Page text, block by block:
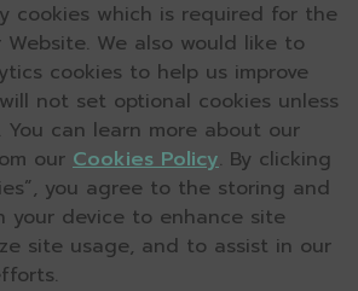
cookies which is required for the
We also would like to
cookies to help us improve
not set optional cookies unless
You can learn more about our
our Cookies Policy. By clicking
you agree to the storing and
your device to enhance site
site usage, and to assist in our